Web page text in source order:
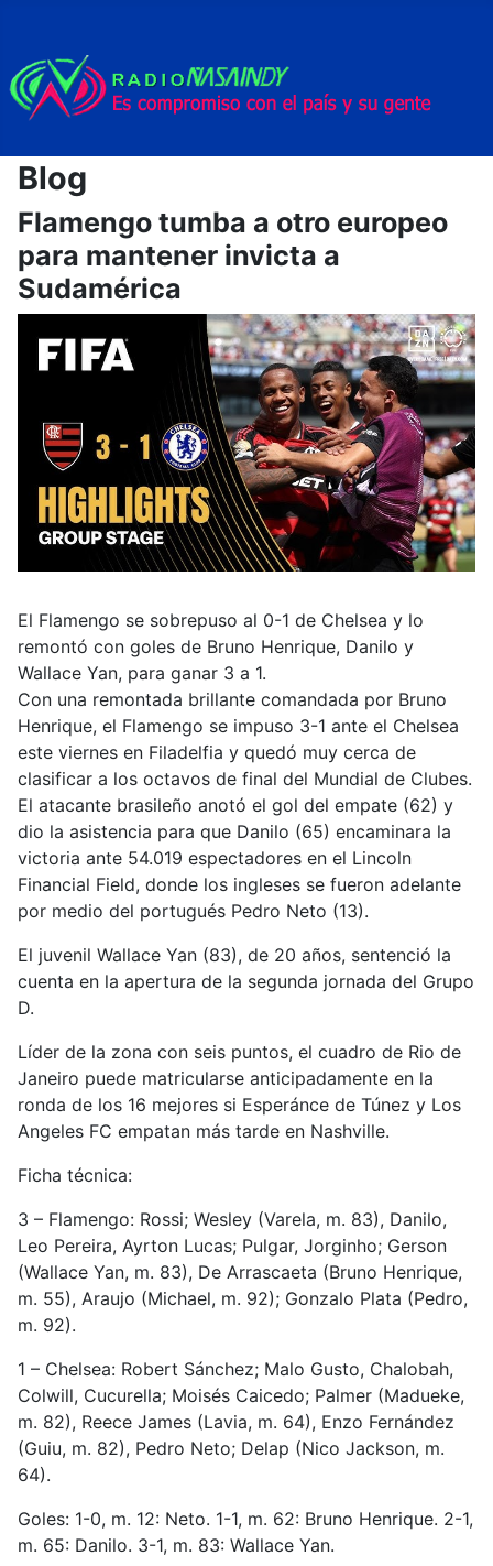
Blog
Flamengo tumba a otro europeo
para mantener invicta a
Sudamérica
El Flamengo se sobrepuso al 0-1 de Chelsea y lo
remontó con goles de Bruno Henrique, Danilo y
Wallace Yan, para ganar 3 a 1.
Con una remontada brillante comandada por Bruno
Henrique, el Flamengo se impuso 3-1 ante el Chelsea
este viernes en Filadelfia y quedó muy cerca de
clasificar a los octavos de final del Mundial de Clubes.
El atacante brasileño anotó el gol del empate (62) y
dio la asistencia para que Danilo (65) encaminara la
victoria ante 54.019 espectadores en el Lincoln
Financial Field, donde los ingleses se fueron adelante
por medio del portugués Pedro Neto (13).
El juvenil Wallace Yan (83), de 20 años, sentenció la
cuenta en la apertura de la segunda jornada del Grupo
D.
Líder de la zona con seis puntos, el cuadro de Rio de
Janeiro puede matricularse anticipadamente en la
ronda de los 16 mejores si Esperánce de Túnez y Los
Angeles FC empatan más tarde en Nashville.
Ficha técnica:
3 – Flamengo: Rossi; Wesley (Varela, m. 83), Danilo,
Leo Pereira, Ayrton Lucas; Pulgar, Jorginho; Gerson
(Wallace Yan, m. 83), De Arrascaeta (Bruno Henrique,
m. 55), Araujo (Michael, m. 92); Gonzalo Plata (Pedro,
m. 92).
1 – Chelsea: Robert Sánchez; Malo Gusto, Chalobah,
Colwill, Cucurella; Moisés Caicedo; Palmer (Madueke,
m. 82), Reece James (Lavia, m. 64), Enzo Fernández
(Guiu, m. 82), Pedro Neto; Delap (Nico Jackson, m.
64).
Goles: 1-0, m. 12: Neto. 1-1, m. 62: Bruno Henrique. 2-1,
m. 65: Danilo. 3-1, m. 83: Wallace Yan.